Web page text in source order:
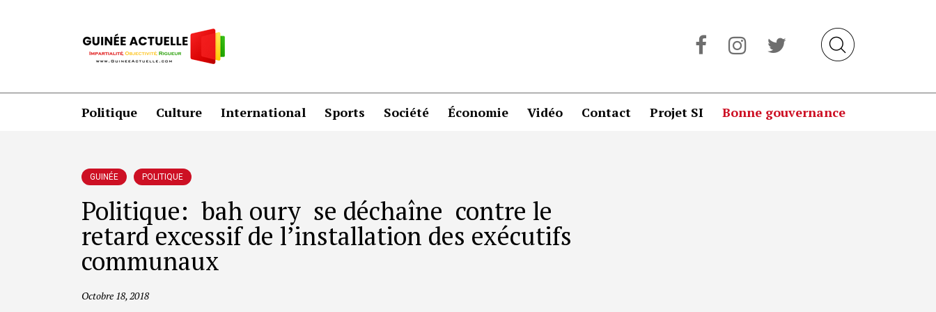
Politique Culture International Sports Société Économie Vidéo Contact Projet SI Bonne gouvernance
GUINÉE POLITIQUE
Politique: bah oury se déchaîne contre le
retard excessif de l’installation des exécutifs
communaux
Octobre 18, 2018